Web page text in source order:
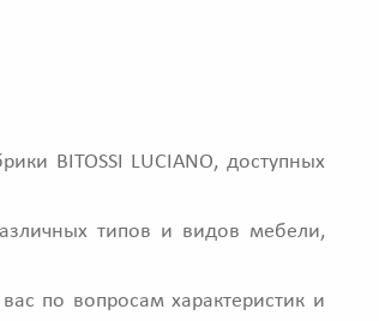
BITOSSI LUCIANO, доступных
типов и видов мебели,
по вопросам характеристик и